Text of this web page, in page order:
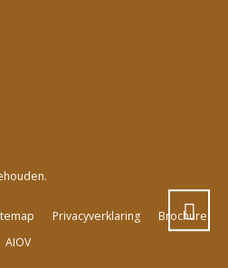
Privacyverklaring
Brochure
AIOV